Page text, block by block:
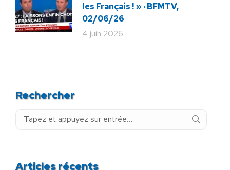
les Français ! » · BFMTV,
02/06/26
4 juin 2026
Rechercher
Recherche
Articles récents